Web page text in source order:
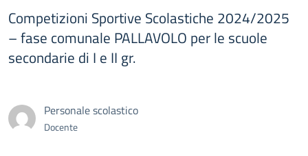
Competizioni Sportive Scolastiche 2024/2025
– fase comunale PALLAVOLO per le scuole
secondarie di I e II gr.
Personale scolastico
Docente